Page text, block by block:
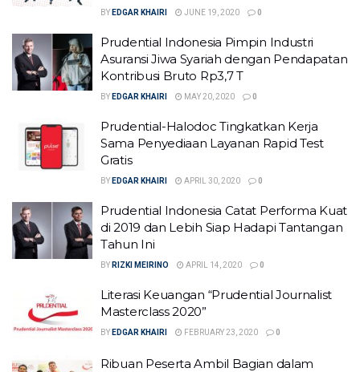
BY EDGAR KHAIRI JUNE 19, 2020 0
Prudential Indonesia Pimpin Industri
Asuransi Jiwa Syariah dengan Pendapatan
Kontribusi Bruto Rp3,7 T
BY EDGAR KHAIRI MAY 20, 2020 0
Prudential-Halodoc Tingkatkan Kerja
Sama Penyediaan Layanan Rapid Test
Gratis
BY EDGAR KHAIRI APRIL 30, 2020 0
Prudential Indonesia Catat Performa Kuat
di 2019 dan Lebih Siap Hadapi Tantangan
Tahun Ini
BY RIZKI MEIRINO APRIL 14, 2020 0
Literasi Keuangan “Prudential Journalist
Masterclass 2020”
BY EDGAR KHAIRI FEBRUARY 23, 2020 0
Ribuan Peserta Ambil Bagian dalam